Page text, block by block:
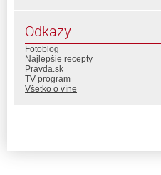
Odkazy
Fotoblog
Najlepšie recepty
Pravda.sk
TV program
Všetko o víne